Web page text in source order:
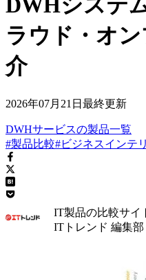
DWHシステ
ラウド・オ
介
2026年07月21日 最終更新
DWHサービスの製品一覧
#製品比較#ビジネスインテ
IT製品の比較サイ
ITトレンド 編集部